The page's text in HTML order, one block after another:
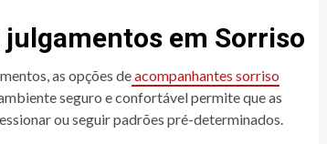
em Sorriso
as opções deacompanhantes sorriso
seguro e confortável permite que as
ou seguir padrões pré-determinados.